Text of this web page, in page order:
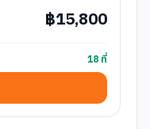
฿15,800
18 ที่